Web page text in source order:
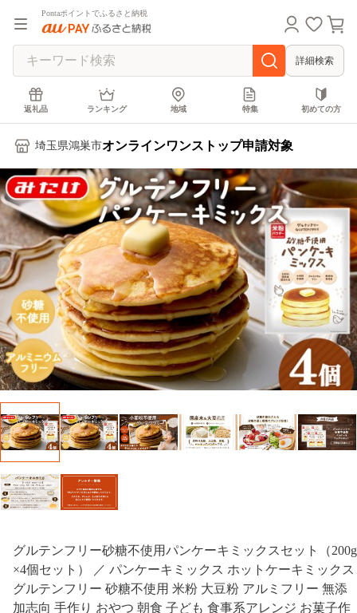
Pontaポイントでふるさと納税
詳細検索
返礼品 ランキング 地域 特集 初めての方
埼玉県鴻巣市オンラインワンストップ申請対象
グルテンフリー砂糖不使用パンケーキミックスセット（200g
×4個セット） ／ パンケーキミックス ホットケーキミックス
グルテンフリー 砂糖不使用 米粉 大豆粉 アルミフリー 無添
加志向 手作り おやつ 朝食 子ども 食事系アレンジ お菓子作